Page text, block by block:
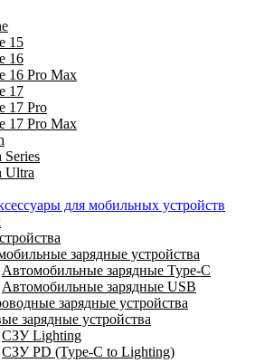
15
16
16 Pro Max
17
17 Pro
17 Pro Max
Series
Ultra
для мобильных устройств
зарядные устройства
Автомобильные зарядные Type-C
Автомобильные зарядные USB
зарядные устройства
зарядные устройства
СЗУ Lighting
СЗУ PD (Type-C to Lighting)